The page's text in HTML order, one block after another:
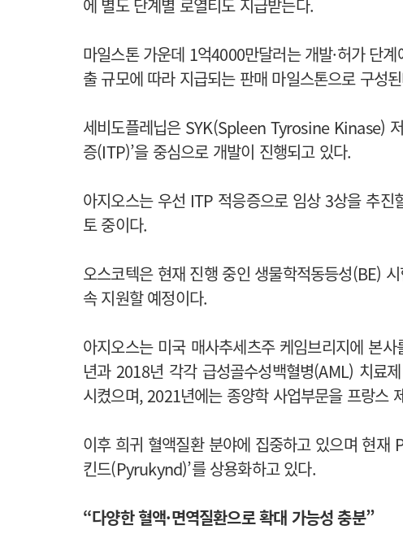
에 별도 단계별 로열티도 지급받는다.
마일스톤 가운데 1억4000만달러는 개발·허가 단
출 규모에 따라 지급되는 판매 마일스톤으로 구성
세비도플레닙은 SYK(Spleen Tyrosine Kinase)
증(ITP)’을 중심으로 개발이 진행되고 있다.
아지오스는 우선 ITP 적응증으로 임상 3상을 추
토 중이다.
오스코텍은 현재 진행 중인 생물학적동등성(BE)
속 지원할 예정이다.
아지오스는 미국 매사추세츠주 케임브리지에 본
년과 2018년 각각 급성골수성백혈병(AML) 치료
시켰으며, 2021년에는 종양학 사업부문을 프랑스
이후 희귀 혈액질환 분야에 집중하고 있으며 현재
킨드(Pyrukynd)’를 상용화하고 있다.
“다양한 혈액·면역질환으로 확대 가능성 충분”